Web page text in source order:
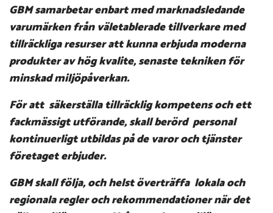
GBM samarbetar enbart med marknadsledande
varumärken från väletablerade tillverkare med
tillräckliga resurser att kunna erbjuda moderna
produkter av hög kvalite, senaste tekniken för
minskad miljöpåverkan.
För att säkerställa tillräcklig kompetens och ett
fackmässigt utförande, skall berörd personal
kontinuerligt utbildas på de varor och tjänster
företaget erbjuder.
GBM skall följa, och helst överträffa lokala och
regionala regler och rekommendationer när det